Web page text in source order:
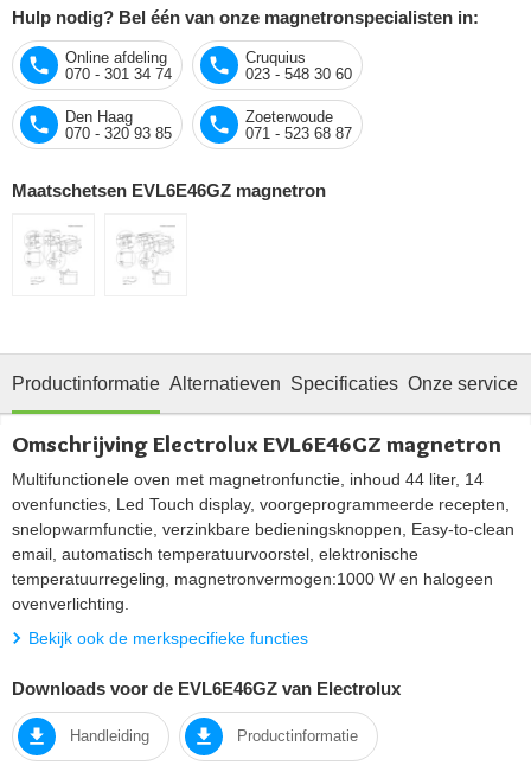
Hulp nodig? Bel één van onze magnetronspecialisten in:
Online afdeling
070 - 301 34 74
Cruquius
023 - 548 30 60
Den Haag
070 - 320 93 85
Zoeterwoude
071 - 523 68 87
Maatschetsen EVL6E46GZ magnetron
Productinformatie Alternatieven Specificaties Onze service
Omschrijving Electrolux EVL6E46GZ magnetron
Multifunctionele oven met magnetronfunctie, inhoud 44 liter, 14
ovenfuncties, Led Touch display, voorgeprogrammeerde recepten,
snelopwarmfunctie, verzinkbare bedieningsknoppen, Easy-to-clean
email, automatisch temperatuurvoorstel, elektronische
temperatuurregeling, magnetronvermogen:1000 W en halogeen
ovenverlichting.
Bekijk ook de merkspecifieke functies
Downloads voor de EVL6E46GZ van Electrolux
Handleiding Productinformatie